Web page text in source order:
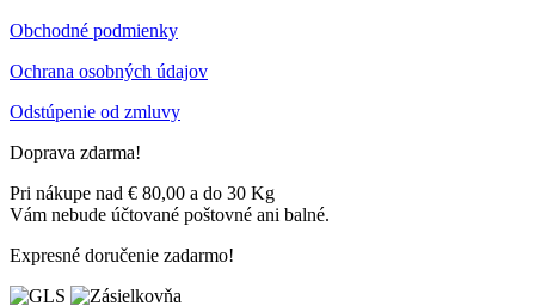
Obchodné podmienky
Ochrana osobných údajov
Odstúpenie od zmluvy
Doprava zdarma!
Pri nákupe nad € 80,00 a do 30 Kg
Vám nebude účtované poštovné ani balné.
Expresné doručenie zadarmo!